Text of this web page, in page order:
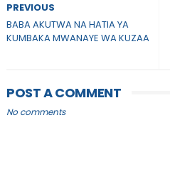
PREVIOUS
BABA AKUTWA NA HATIA YA
KUMBAKA MWANAYE WA KUZAA
POST A COMMENT
No comments